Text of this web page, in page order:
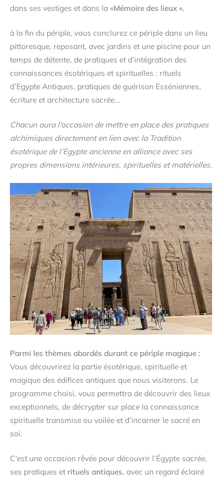
dans ses vestiges et dans la «Mémoire des lieux ».
à la fin du périple, vous conclurez ce périple dans un lieu
pittoresque, reposant, avec jardins et une piscine pour un
temps de détente, de pratiques et d’intégration des
connaissances ésotériques et spirituelles : rituels
d’Egypte Antiques, pratiques de guérison Esséniennes,
écriture et architecture sacrée…
Chacun aura l’occasion de mettre en place des pratiques
alchimiques directement en lien avec la Tradition
ésotérique de l’Egypte ancienne en alliance avec ses
propres dimensions intérieures, spirituelles et matérielles.
Parmi les thèmes abordés durant ce périple magique :
Vous découvrirez la partie ésotérique, spirituelle et
magique des édifices antiques que nous visiterons. Le
programme choisi, vous permettra de découvrir des lieux
exceptionnels, de décrypter sur place la connaissance
spirituelle transmise ou voilée et d’incarner le sacré en
soi.
C’est une occasion rêvée pour découvrir l’Égypte sacrée,
ses pratiques et rituels antiques, avec un regard éclairé